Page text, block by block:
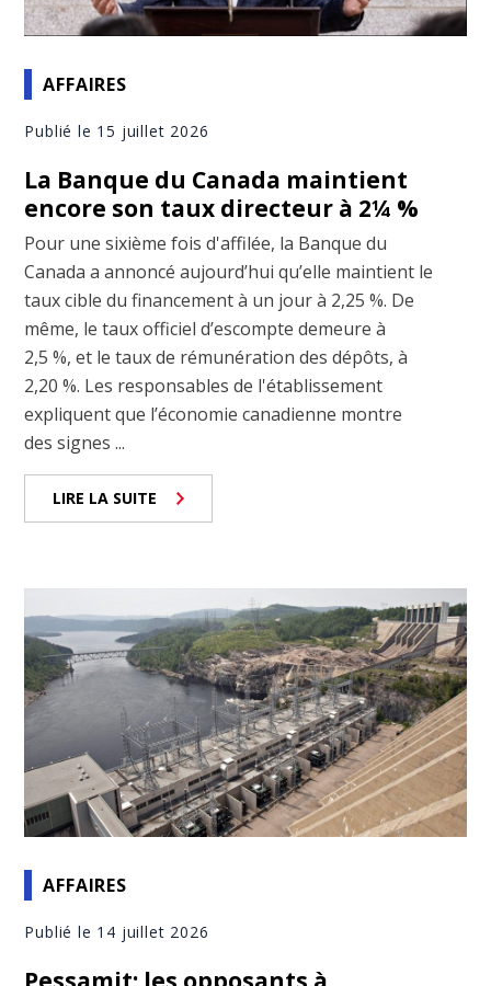
AFFAIRES
Publié le 15 juillet 2026
La Banque du Canada maintient
encore son taux directeur à 2¼ %
Pour une sixième fois d'affilée, la Banque du
Canada a annoncé aujourd’hui qu’elle maintient le
taux cible du financement à un jour à 2,25 %. De
même, le taux officiel d’escompte demeure à
2,5 %, et le taux de rémunération des dépôts, à
2,20 %. Les responsables de l'établissement
expliquent que l’économie canadienne montre
des signes ...
LIRE LA SUITE
AFFAIRES
Publié le 14 juillet 2026